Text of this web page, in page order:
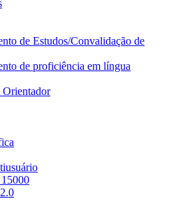
de Estudos/Convalidação de
de proficiência em língua
Orientador